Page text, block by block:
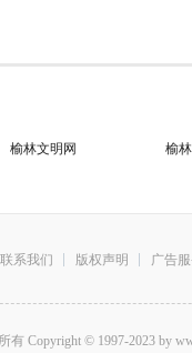
榆林文明网 榆
联系我们 版权声明 广告
Copyright © 1997-2023 by